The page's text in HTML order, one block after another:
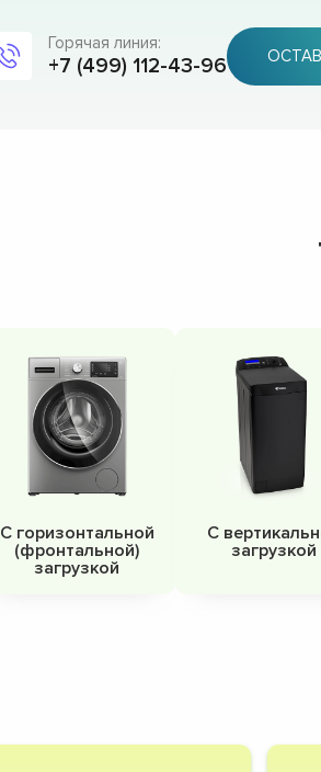
Горячая линия:
+7 (499) 112-43-96
С горизонтальной
(фронтальной)
загрузкой
С
загрузкой